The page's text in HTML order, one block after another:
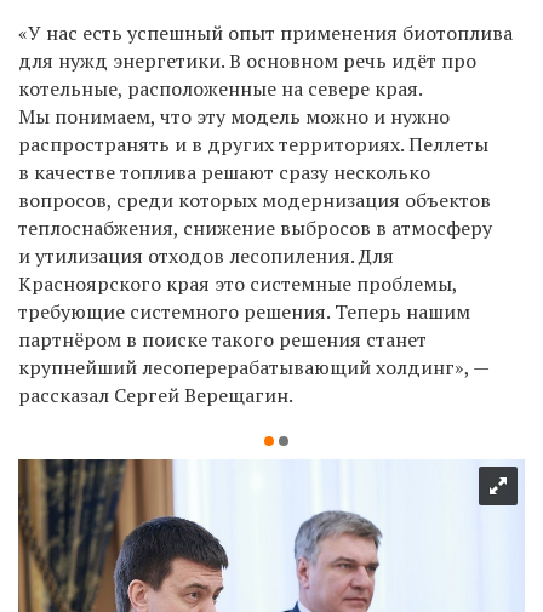
«У нас есть успешный опыт применения биотоплива
для нужд энергетики. В основном речь идёт про
котельные, расположенные на севере края.
Мы понимаем, что эту модель можно и нужно
распространять и в других территориях. Пеллеты
в качестве топлива решают сразу несколько
вопросов, среди которых модернизация объектов
теплоснабжения, снижение выбросов в атмосферу
и утилизация отходов лесопиления. Для
Красноярского края это системные проблемы,
требующие системного решения. Теперь нашим
партнёром в поиске такого решения станет
крупнейший лесоперерабатывающий холдинг», —
рассказал Сергей Верещагин.